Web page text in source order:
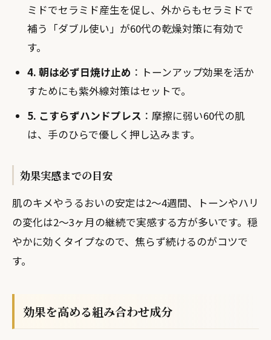
ミドでセラミド産生を促し、外からもセラミドで
補う「ダブル使い」が60代の乾燥対策に有効で
す。
4. 朝は必ず日焼け止め ：トーンアップ効果を活か
すためにも紫外線対策はセットで。
5. こすらずハンドプレス ：摩擦に弱い60代の肌
は、手のひらで優しく押し込みます。
効果実感までの目安
肌のキメやうるおいの安定は2〜4週間、トーンやハリ
の変化は2〜3ヶ月の継続で実感する方が多いです。穏
やかに効くタイプなので、焦らず続けるのがコツで
す。
効果を高める組み合わせ成分